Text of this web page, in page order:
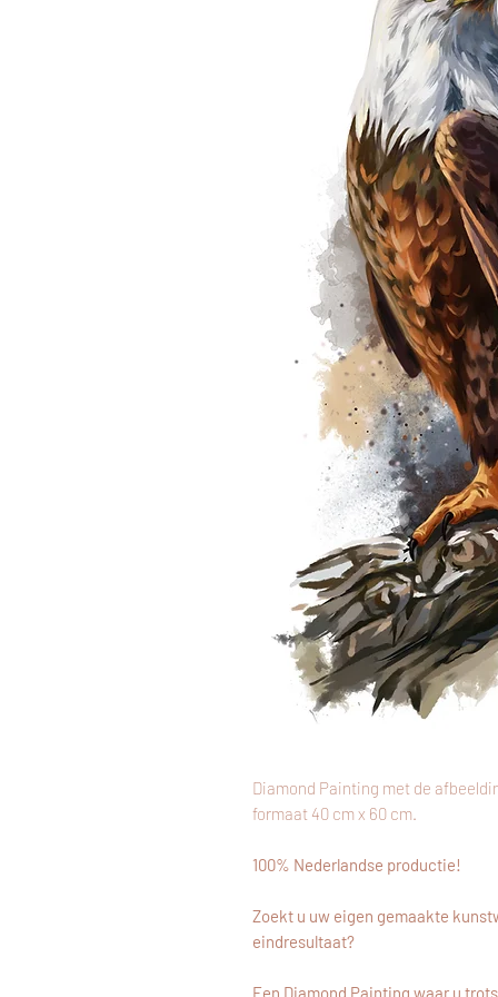
Diamond Painting met de
formaat 40 cm x 60 cm.
100% Nederlandse productie!
Zoekt u uw eigen gemaakte
eindresultaat?
Een Diamond Painting waar u